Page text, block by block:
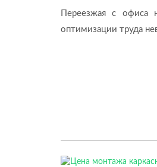
Переезжая с офиса
оптимизации труда